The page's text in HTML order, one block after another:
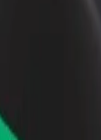
ili trgovinu
i povećaj